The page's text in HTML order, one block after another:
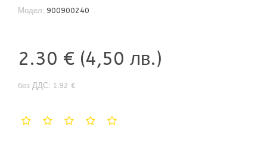
Модел: 900900240
2.30 € (4,50 лв.)
без ДДС: 1.92 €